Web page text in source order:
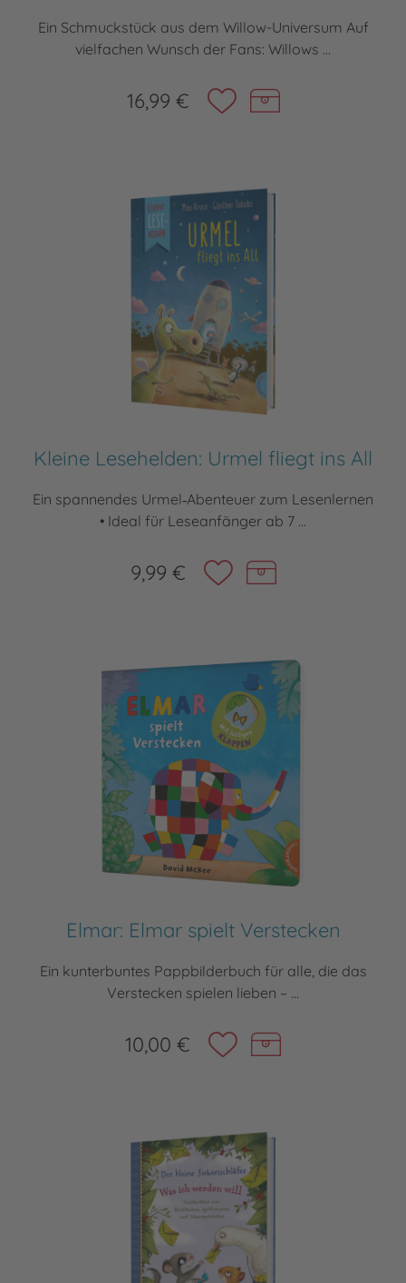
Ein Schmuckstück aus dem Willow-Universum Auf
vielfachen Wunsch der Fans: Willows ...
16,99 €
Kleine Lesehelden: Urmel fliegt ins All
Ein spannendes Urmel‑Abenteuer zum Lesenlernen
• Ideal für Leseanfänger ab 7 ...
9,99 €
Elmar: Elmar spielt Verstecken
Ein kunterbuntes Pappbilderbuch für alle, die das
Verstecken spielen lieben – ...
10,00 €